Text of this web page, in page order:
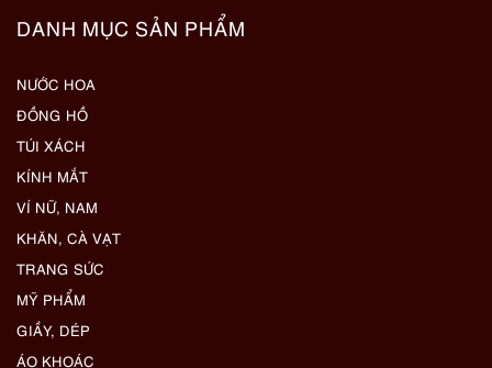
DANH MỤC SẢN PHẨM
NƯỚC HOA
ĐỒNG HỒ
TÚI XÁCH
KÍNH MẮT
VÍ NỮ, NAM
KHĂN, CÀ VẠT
TRANG SỨC
MỸ PHẨM
GIẦY, DÉP
ÁO KHOÁC